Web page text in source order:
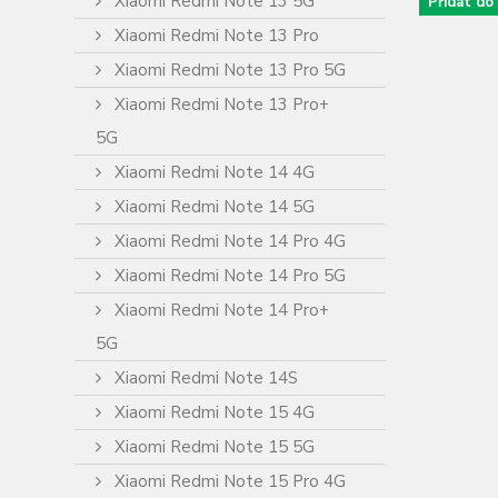
Xiaomi Redmi Note 13 Pro
Xiaomi Redmi Note 13 Pro 5G
Xiaomi Redmi Note 13 Pro+
5G
Xiaomi Redmi Note 14 4G
Xiaomi Redmi Note 14 5G
Xiaomi Redmi Note 14 Pro 4G
Xiaomi Redmi Note 14 Pro 5G
Xiaomi Redmi Note 14 Pro+
5G
Xiaomi Redmi Note 14S
Xiaomi Redmi Note 15 4G
Xiaomi Redmi Note 15 5G
Xiaomi Redmi Note 15 Pro 4G